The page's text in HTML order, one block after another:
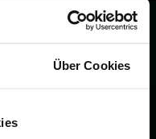
Über Cookies
&